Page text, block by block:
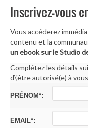
Inscrivez-vous
Vous accéderez
contenu et la
un ebook sur le Studio
Complétez les détails
d\'être autorisé(e) à
PRÉNOM*:
EMAIL*: